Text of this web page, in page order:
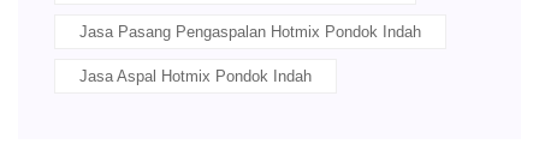
Jasa Pasang Pengaspalan Hotmix Pondok Indah
Jasa Aspal Hotmix Pondok Indah